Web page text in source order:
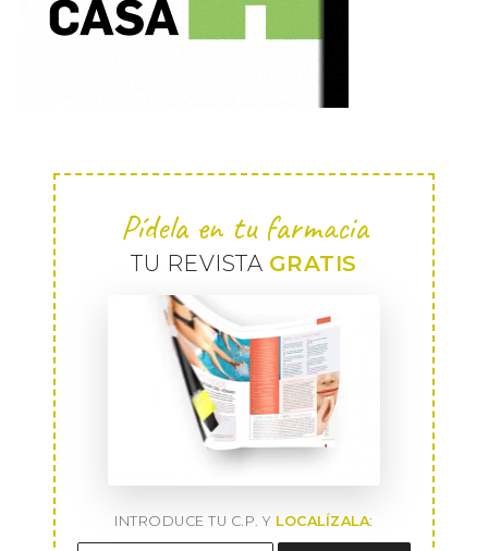
Pídela en tu farmacia
TU REVISTA GRATIS
INTRODUCE TU C.P. Y LOCALÍZALA: